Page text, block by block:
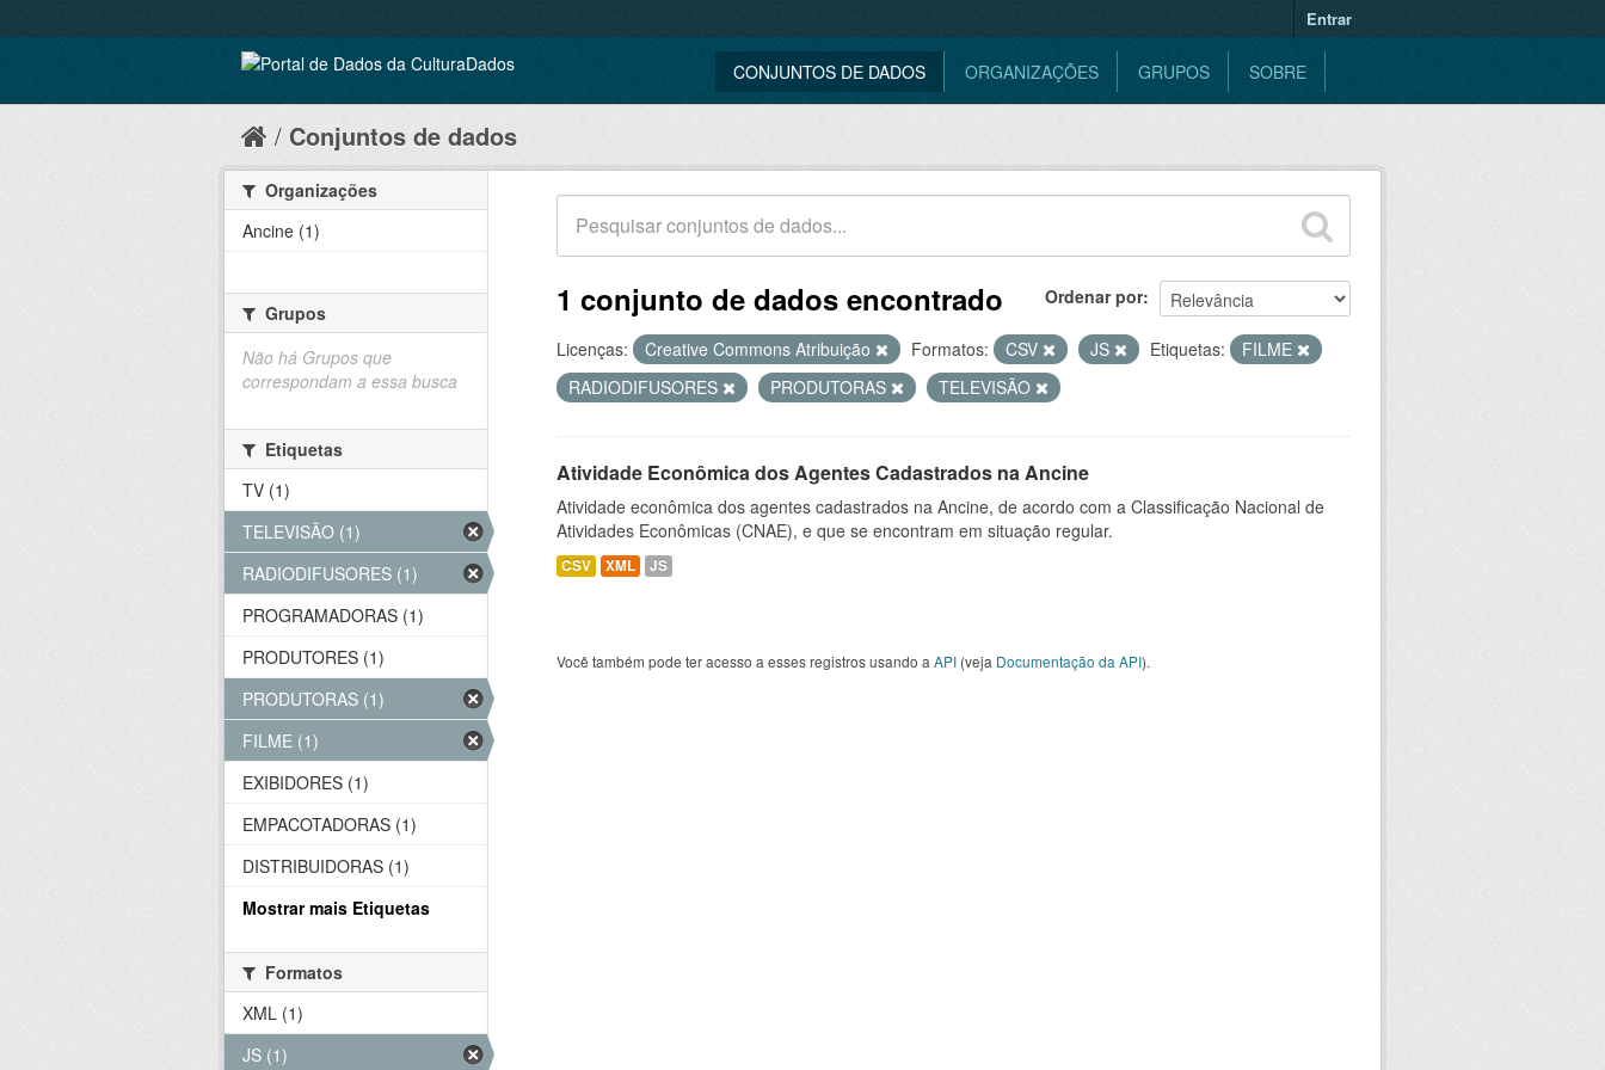
Entrar
CONJUNTOS DE DADOS ORGANIZAÇÕES GRUPOS SOBRE
Conjuntos de dados
Ordenar por
1 conjunto de dados encontrado
Licenças: Creative Commons Atribuição Formatos: CSV JS Etiquetas:
FILME
RADIODIFUSORES
PRODUTORAS TELEVISÃO
Atividade Econômica dos Agentes Cadastrados na Ancine
Atividade econômica dos agentes cadastrados na Ancine, de acordo com a Classificação Nacional de
Atividades Econômicas (CNAE), e que se encontram em situação regular.
CSV XML JS
Você também pode ter acesso a esses registros usando a API (veja Documentação da API).
Organizações
Ancine (1)
Grupos
Não há Grupos que
correspondam a essa busca
Etiquetas
TV (1)
TELEVISÃO (1)
RADIODIFUSORES (1)
PROGRAMADORAS (1)
PRODUTORES (1)
PRODUTORAS (1)
FILME (1)
EXIBIDORES (1)
EMPACOTADORAS (1)
DISTRIBUIDORAS (1)
Mostrar mais Etiquetas
Formatos
XML (1)
JS (1)